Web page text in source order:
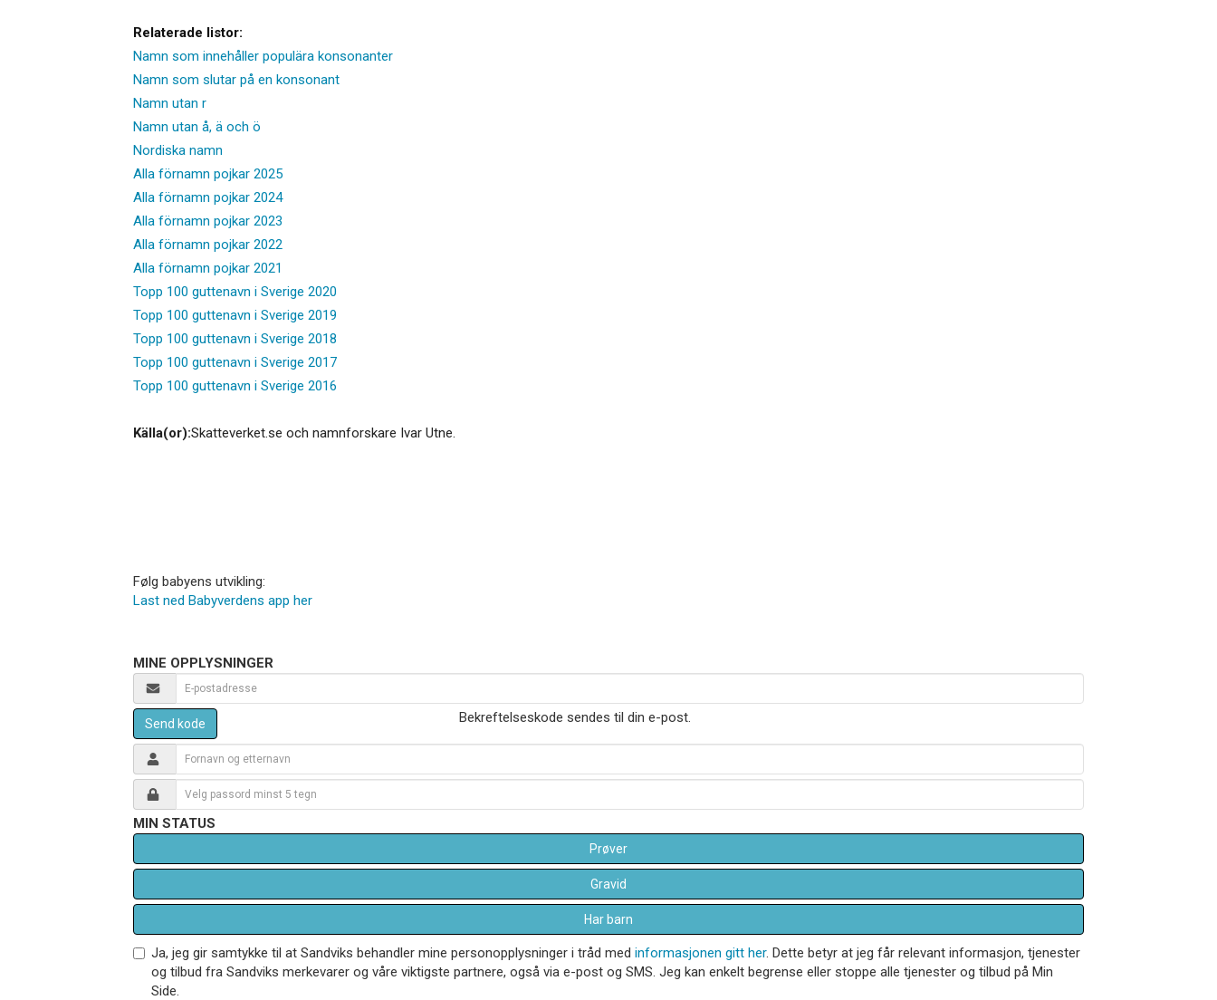
Relaterade listor:
Namn som innehåller populära konsonanter
Namn som slutar på en konsonant
Namn utan r
Namn utan å, ä och ö
Nordiska namn
Alla förnamn pojkar 2025
Alla förnamn pojkar 2024
Alla förnamn pojkar 2023
Alla förnamn pojkar 2022
Alla förnamn pojkar 2021
Topp 100 guttenavn i Sverige 2020
Topp 100 guttenavn i Sverige 2019
Topp 100 guttenavn i Sverige 2018
Topp 100 guttenavn i Sverige 2017
Topp 100 guttenavn i Sverige 2016
Källa(or):Skatteverket.se och namnforskare Ivar Utne.
Følg babyens utvikling:
Last ned Babyverdens app her
MINE OPPLYSNINGER
Send kode Bekreftelseskode sendes til din e-post.
MIN STATUS
Prøver
Gravid
Har barn
Ja, jeg gir samtykke til at Sandviks behandler mine personopplysninger i tråd med informasjonen gitt her. Dette betyr at jeg får relevant informasjon, tjenester
og tilbud fra Sandviks merkevarer og våre viktigste partnere, også via e-post og SMS. Jeg kan enkelt begrense eller stoppe alle tjenester og tilbud på Min
Side.